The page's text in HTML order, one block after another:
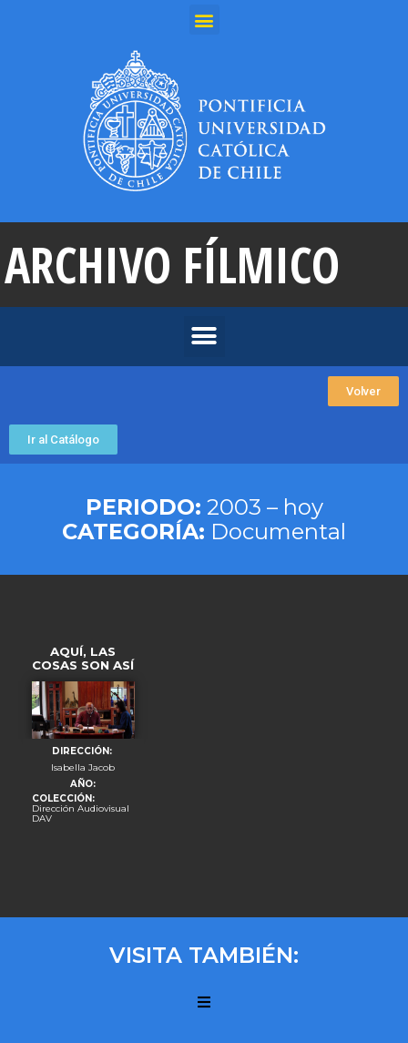
ARCHIVO FÍLMICO
Volver
Ir al Catálogo
PERIODO: 2003 – hoy
CATEGORÍA: Documental
AQUÍ, LAS
COSAS SON ASÍ
DIRECCIÓN:
Isabella Jacob
AÑO:
COLECCIÓN:
Dirección Audiovisual
DAV
VISITA TAMBIÉN: